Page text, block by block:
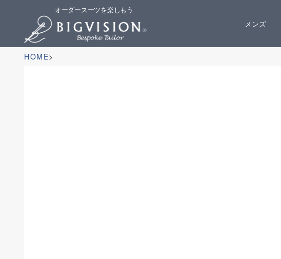
オーダースーツを楽しもう
メンズ
HOME